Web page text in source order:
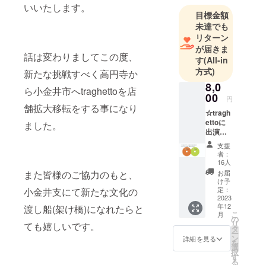
いいたします。
話は変わりましてこの度、
新たな挑戦すべく高円寺か
ら小金井市へtraghettoを店
舗拡大移転をする事になり
ました。
また皆様のご協力のもと、
小金井支にて新たな文化の
渡し船(架け橋)になれたらと
ても嬉しいです。
目標金額
未達でも
リターン
が届きま
す(All-in
方式)
8,0
00 円
☆tragh
ettoに
出演し
て頂い
た
ミュー
ジシャ
ンのコ
ンピ
レー
ション
CDブラ
インド
パック
2枚組
支援
者：
16人
お届
け予
定：
2023
年12
月
詳細を見る
こ
の
リ
タ
ー
ン
を
選
択
す
る